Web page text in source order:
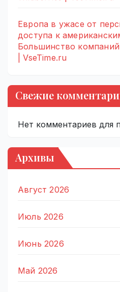
Европа в ужасе от
доступа к
Большинство
| VseTime.ru
Свежие
Нет комментариев для
Архивы
Август 2026
Июль 2026
Июнь 2026
Май 2026